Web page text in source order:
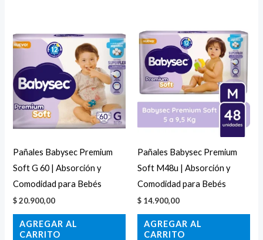
Pañales Babysec Premium
Soft G 60 | Absorción y
Comodidad para Bebés
$20.900,00
AGREGAR AL
CARRITO
Pañales Babysec Premium
Soft M48u | Absorción y
Comodidad para Bebés
$ 14.900,00
AGREGAR AL
CARRITO